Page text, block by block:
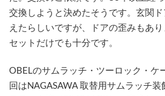
交換しようと決めたそうです。玄関
えたらしいですが、ドアの歪みもあ
セットだけでも十分です。
OBELのサムラッチ・ツーロック・ケ
回はNAGASAWA 取替用サムラッチ